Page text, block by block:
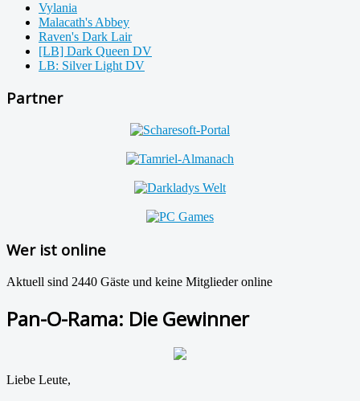
Vylania
Malacath's Abbey
Raven's Dark Lair
[LB] Dark Queen DV
LB: Silver Light DV
Partner
Wer ist online
Aktuell sind 2440 Gäste und keine Mitglieder online
Pan-O-Rama: Die Gewinner
Liebe Leute,